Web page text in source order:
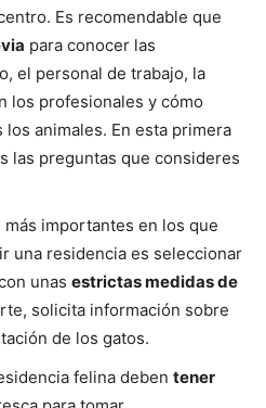
Es recomendable que
para conocer las
el personal de trabajo, la
los profesionales y cómo
animales. En esta primera
las preguntas que consideres
importantes en los que
una residencia es seleccionar
unas estrictas medidas de
solicita información sobre
de los gatos.
felina deben tener